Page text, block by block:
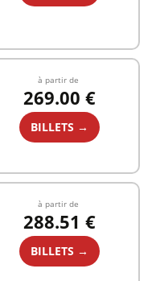
à partir de
269.00 €
BILLETS →
à partir de
288.51 €
BILLETS →